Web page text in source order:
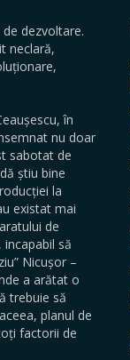
dezvoltare.
neclară,
în
nu doar
sabotat de
știu bine
la
existat mai
de
să
Nicușor –
a arătat o
trebuie să
planul de
factorii de